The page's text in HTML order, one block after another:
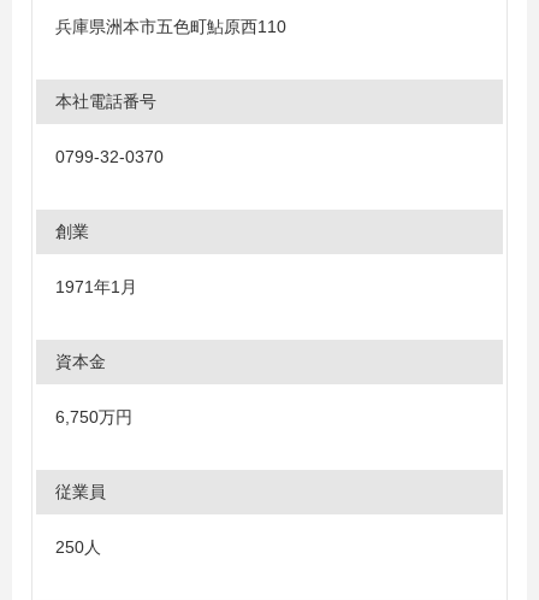
兵庫県洲本市五色町鮎原西110
本社電話番号
0799-32-0370
創業
1971年1月
資本金
6,750万円
従業員
250人